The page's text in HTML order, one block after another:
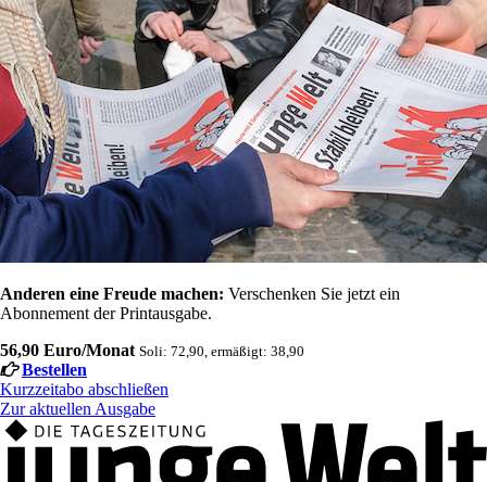
Anderen eine Freude machen: Verschenken Sie jetzt ein
Abonnement der Printausgabe.
56,90 Euro/Monat Soli: 72,90, ermäßigt: 38,90
Bestellen
Kurzzeitabo abschließen
Zur aktuellen Ausgabe